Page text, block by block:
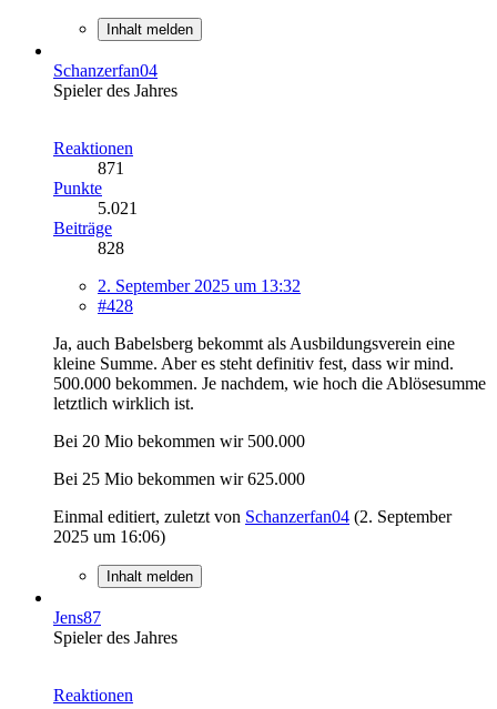
Inhalt melden
Schanzerfan04
Spieler des Jahres
Reaktionen
871
Punkte
5.021
Beiträge
828
2. September 2025 um 13:32
#428
Ja, auch Babelsberg bekommt als Ausbildungsverein eine
kleine Summe. Aber es steht definitiv fest, dass wir mind.
500.000 bekommen. Je nachdem, wie hoch die Ablösesumme
letztlich wirklich ist.
Bei 20 Mio bekommen wir 500.000
Bei 25 Mio bekommen wir 625.000
Einmal editiert, zuletzt von Schanzerfan04 (2. September
2025 um 16:06)
Inhalt melden
Jens87
Spieler des Jahres
Reaktionen